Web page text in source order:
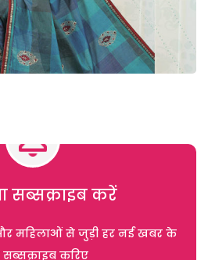
सब्सक्राइब करें
महिलाओं से जुड़ी हर नई खबर के
करिए